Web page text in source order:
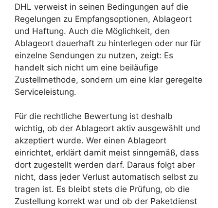
DHL verweist in seinen Bedingungen auf die
Regelungen zu Empfangsoptionen, Ablageort
und Haftung. Auch die Möglichkeit, den
Ablageort dauerhaft zu hinterlegen oder nur für
einzelne Sendungen zu nutzen, zeigt: Es
handelt sich nicht um eine beiläufige
Zustellmethode, sondern um eine klar geregelte
Serviceleistung.
Für die rechtliche Bewertung ist deshalb
wichtig, ob der Ablageort aktiv ausgewählt und
akzeptiert wurde. Wer einen Ablageort
einrichtet, erklärt damit meist sinngemäß, dass
dort zugestellt werden darf. Daraus folgt aber
nicht, dass jeder Verlust automatisch selbst zu
tragen ist. Es bleibt stets die Prüfung, ob die
Zustellung korrekt war und ob der Paketdienst